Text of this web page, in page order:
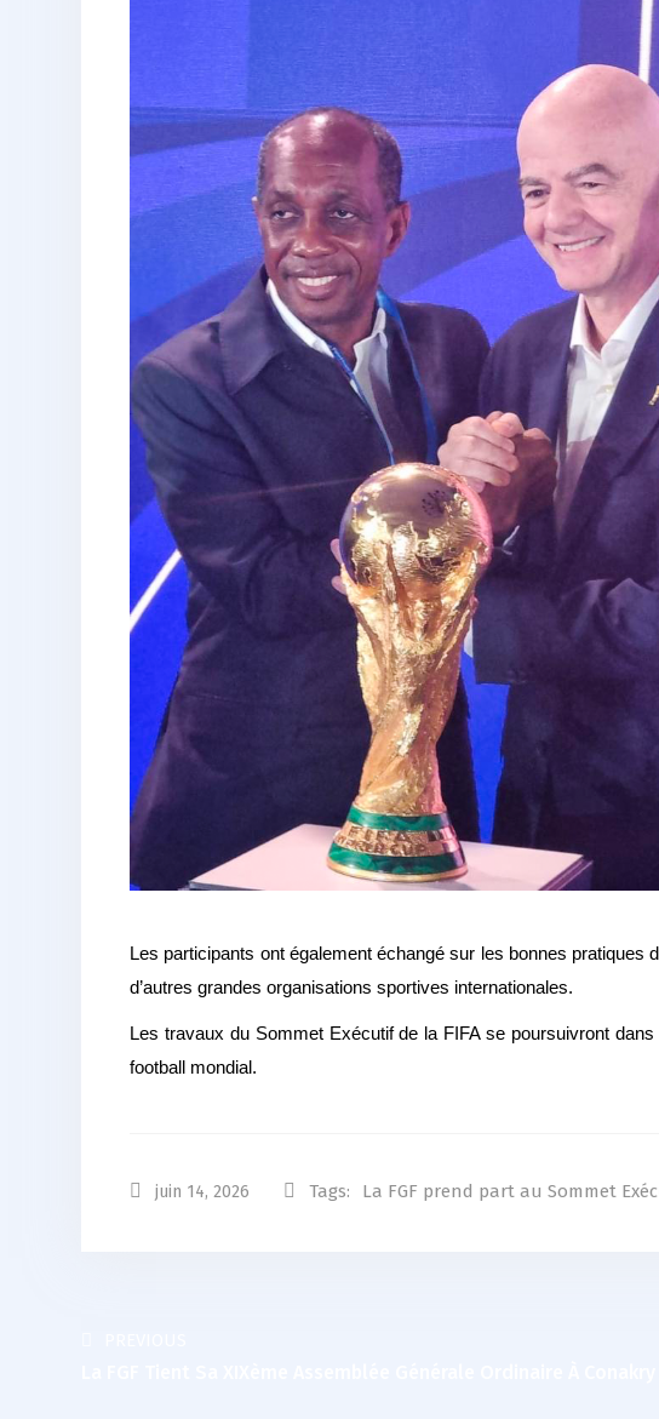
Les participants ont également échangé sur les bonnes
d’autres grandes organisations sportives internationales.
Les travaux du Sommet Exécutif de la FIFA se poursuivront
football mondial.
juin 14, 2026 Tags: La FGF prend part au Sommet